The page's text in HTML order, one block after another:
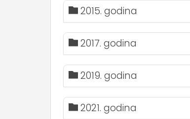
2015. godina
2017. godina
2019. godina
2021. godina